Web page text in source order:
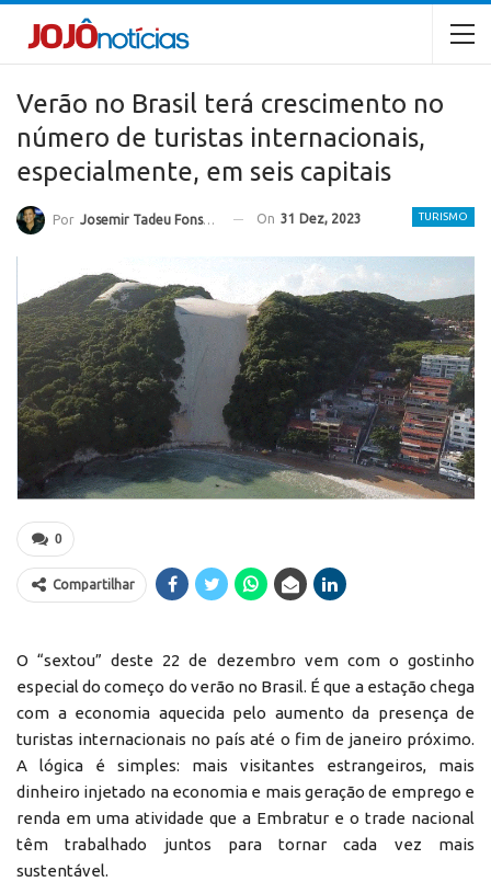
Verão no Brasil terá crescimento no
número de turistas internacionais,
especialmente, em seis capitais
TURISMO
Por Josemir Tadeu Fonseca On 31 Dez, 2023
0
Compartilhar
O “sextou” deste 22 de dezembro vem com o gostinho
especial do começo do verão no Brasil. É que a estação chega
com a economia aquecida pelo aumento da presença de
turistas internacionais no país até o fim de janeiro próximo.
A lógica é simples: mais visitantes estrangeiros, mais
dinheiro injetado na economia e mais geração de emprego e
renda em uma atividade que a Embratur e o trade nacional
têm trabalhado juntos para tornar cada vez mais
sustentável.